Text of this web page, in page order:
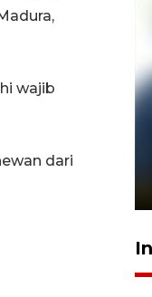
wajib
dari